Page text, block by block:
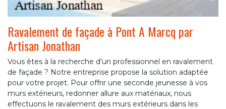
Ravalement de façade à Pont A Marcq par
Artisan Jonathan
Vous êtes à la recherche d’un professionnel en ravalement
de façade ? Notre entreprise propose la solution adaptée
pour votre projet. Pour offrir une seconde jeunesse à vos
murs extérieurs, redonner allure aux matériaux, nous
effectuons le ravalement des murs extérieurs dans les